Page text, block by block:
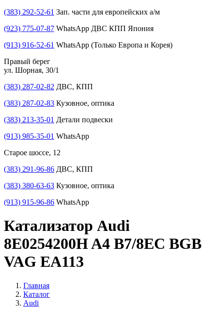
(383) 292-52-61 Зап. части для европейских а/м
(923) 775-07-87 WhatsApp ДВС КПП Япония
(913) 916-52-61 WhatsApp (Только Европа и Корея)
Правый берег
ул. Шорная, 30/1
(383) 287-02-82 ДВС, КПП
(383) 287-02-83 Кузовное, оптика
(383) 213-35-01 Детали подвески
(913) 985-35-01 WhatsApp
Старое шоссе, 12
(383) 291-96-86 ДВС, КПП
(383) 380-63-63 Кузовное, оптика
(913) 915-96-86 WhatsApp
Катализатор Audi
8E0254200H A4 B7/8EC BGB
VAG EA113
Главная
Каталог
Audi